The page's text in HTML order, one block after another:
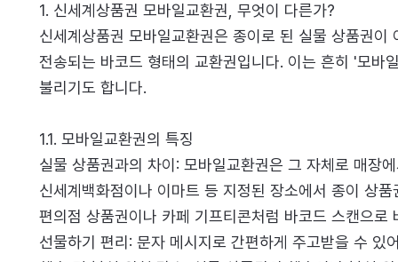
1. 신세계상품권 모바일교환권, 무엇이 다른가?
신세계상품권 모바일교환권은 종이로 된 실물 상품권
전송되는 바코드 형태의 교환권입니다. 이는 흔히 '모바
불리기도 합니다.
1.1. 모바일교환권의 특징
실물 상품권과의 차이: 모바일교환권은 그 자체로 매장
신세계백화점이나 이마트 등 지정된 장소에서 종이 상
편의점 상품권이나 카페 기프티콘처럼 바코드 스캔으로
선물하기 편리: 문자 메시지로 간편하게 주고받을 수 있